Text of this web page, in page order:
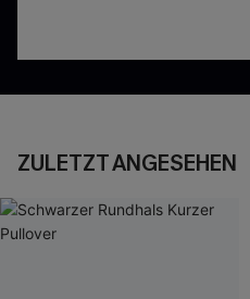
ZULETZT ANGESEHEN